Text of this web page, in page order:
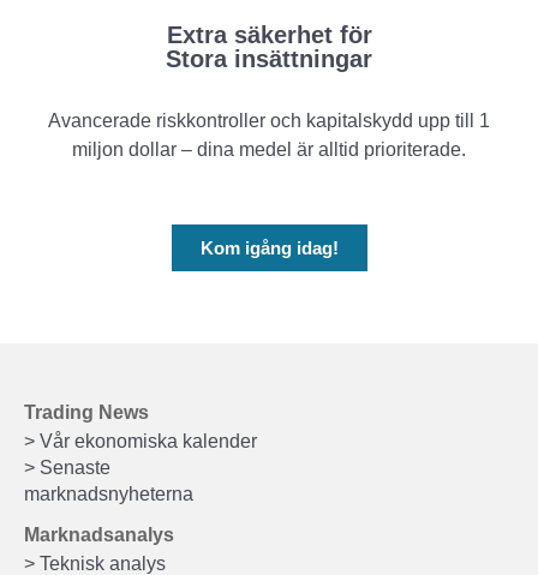
Extra säkerhet för
Stora insättningar
Avancerade riskkontroller och kapitalskydd upp till 1
miljon dollar – dina medel är alltid prioriterade.
Kom igång idag!
Trading News
> Vår ekonomiska kalender
> Senaste
marknadsnyheterna
Marknadsanalys
> Teknisk analys